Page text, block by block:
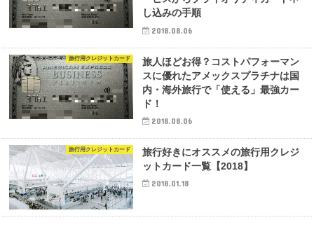
し込みの手順
2018.08.06
旅行用クレジットカード
旅人ほどお得？コストパフォーマン
スに優れたアメックスプラチナは国
内・海外旅行で「使える」最強カー
ド！
2018.08.06
旅行用クレジットカード
旅行好きにオススメの旅行用クレジ
ットカード一覧【2018】
2018.01.18